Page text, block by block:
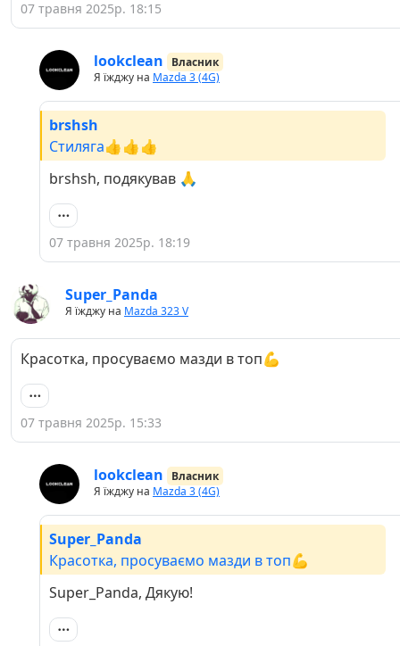
07 травня 2025р. 18:15
lookclean
Власник
Я їжджу на Mazda 3 (4G)
brshsh
Стиляга👍👍👍
brshsh, подякував 🙏
07 травня 2025р. 18:19
Super_Panda
Я їжджу на Mazda 323 V
Красотка, просуваємо мазди в топ💪
07 травня 2025р. 15:33
lookclean
Власник
Я їжджу на Mazda 3 (4G)
Super_Panda
Красотка, просуваємо мазди в топ💪
Super_Panda, Дякую!